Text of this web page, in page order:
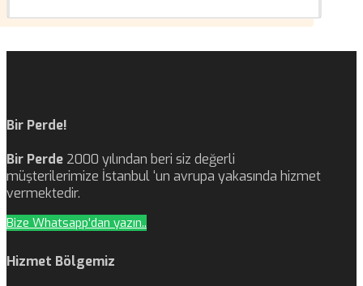
Bir Perde!
Bir Perde 2000 yılından beri siz değerli
müşterilerimize İstanbul ‘un avrupa yakasında hizmet
vermektedir.
Bize Whatsapp'dan yazın..
Hizmet Bölgemiz